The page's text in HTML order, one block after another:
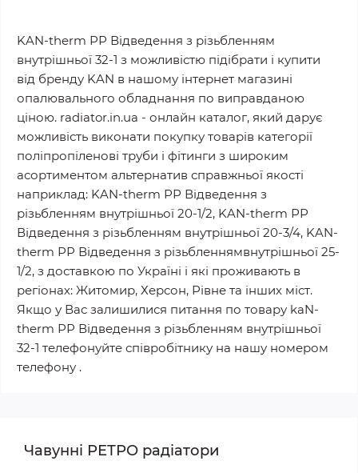
KAN-therm РР Відведення з різьбленням
внутрішньої 32-1 з можливістю підібрати і купити
від бренду KAN в нашому інтернет магазині
опалювального обладнання по виправданою
ціною. radiator.in.ua - онлайн каталог, який дарує
можливість виконати покупку товарів категорії
поліпропіленові труби і фітинги з широким
асортиментом альтернатив справжньої якості
наприклад: KAN-therm РР Відведення з
різьбленням внутрішньої 20-1/2, KAN-therm РР
Відведення з різьбленням внутрішньої 20-3/4, KAN-
therm РР Відведення з різьбленнямвнутрішньої 25-
1/2, з доставкою по Україні і які проживають в
регіонах: Житомир, Херсон, Рівне та інших міст.
Якщо у Вас залишилися питання по товару kaN-
therm РР Відведення з різьбленням внутрішньої
32-1 телефонуйте співробітнику на нашу номером
телефону .
Чавунні РЕТРО радіатори